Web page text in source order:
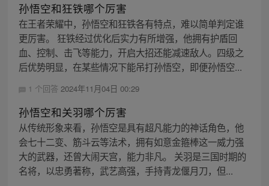
孙悟空和狂铁哪个厉害
在王者荣耀中，孙悟空和狂铁各有特点，难以简单判定谁
更厉害。 狂铁经过优化后实力有所增强，他拥有护盾回
血、控制、击飞等能力，开启大招还能减速敌人。四级之
后优势明显，在某些情况下能吊打孙悟空，即便孙悟空...
1 个回答 2024年11月04日 00:29
孙悟空和关羽哪个厉害
从传统形象来看，孙悟空是具有超凡能力的神话角色，他
会七十二变、筋斗云等法术，拥有如意金箍棒这一威力强
大的武器，还曾大闹天宫，能力非凡。 关羽是三国时期的
名将，以忠勇著称，武艺高强，手持青龙偃月刀，但...